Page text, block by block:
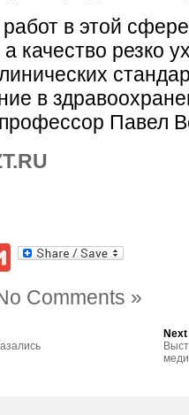
в этой
качество резко
в
Павел
Gmail
Comments »